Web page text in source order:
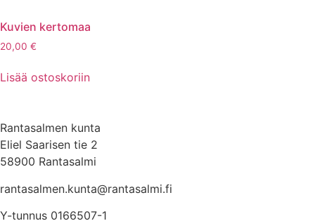
Kuvien kertomaa
20,00 €
Lisää ostoskoriin
Rantasalmen kunta
Eliel Saarisen tie 2
58900 Rantasalmi
rantasalmen.kunta@rantasalmi.fi
Y-tunnus 0166507-1